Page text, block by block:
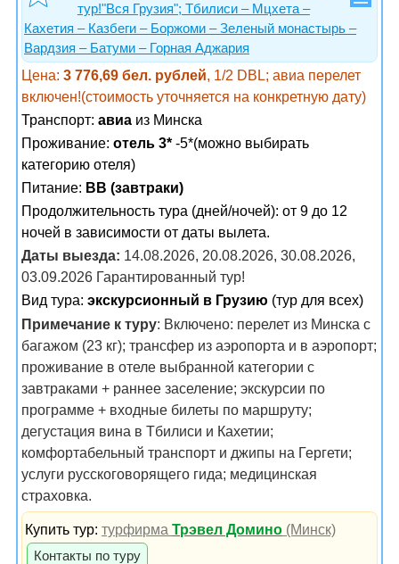
тур!"Вся Грузия"; Тбилиси – Мцхета –
Кахетия – Казбеги – Боржоми – Зеленый монастырь –
Вардзия – Батуми – Горная Аджария
Цена: 3 776,69 бел. рублей, 1/2 DBL; авиа перелет
включен!(стоимость уточняется на конкретную дату)
Транспорт: авиа из Минска
Проживание: отель 3* -5*(можно выбирать
категорию отеля)
Питание: BB (завтраки)
Продолжительность тура (дней/ночей): от 9 до 12
ночей в зависимости от даты вылета.
Даты выезда: 14.08.2026, 20.08.2026, 30.08.2026,
03.09.2026 Гарантированный тур!
Вид тура: экскурсионный в Грузию (тур для всех)
Примечание к туру: Включено: перелет из Минска с
багажом (23 кг); трансфер из аэропорта и в аэропорт;
проживание в отеле выбранной категории с
завтраками + раннее заселение; экскурсии по
программе + входные билеты по маршруту;
дегустация вина в Тбилиси и Кахетии;
комфортабельный транспорт и джипы на Гергети;
услуги русскоговорящего гида; медицинская
страховка.
Купить тур:турфирмаТрэвел Домино (Минск)
Контакты по туру